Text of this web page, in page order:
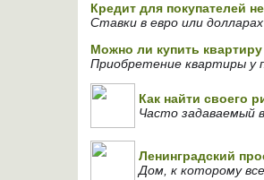
Кредит для покупателей
Ставки в евро или
Можно ли купить
Приобретение квартиры у
Как найти своего
Часто задаваемый
Ленинградский
Дом, к которому